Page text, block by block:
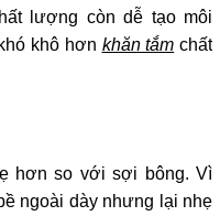
lượng còn dễ tạo môi
khô hơn khăn tắm chất
hơn so với sợi bông. Vì
ngoài dày nhưng lại nhẹ